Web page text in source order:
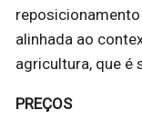
alinhada ao
agricultura, que é
PREÇOS